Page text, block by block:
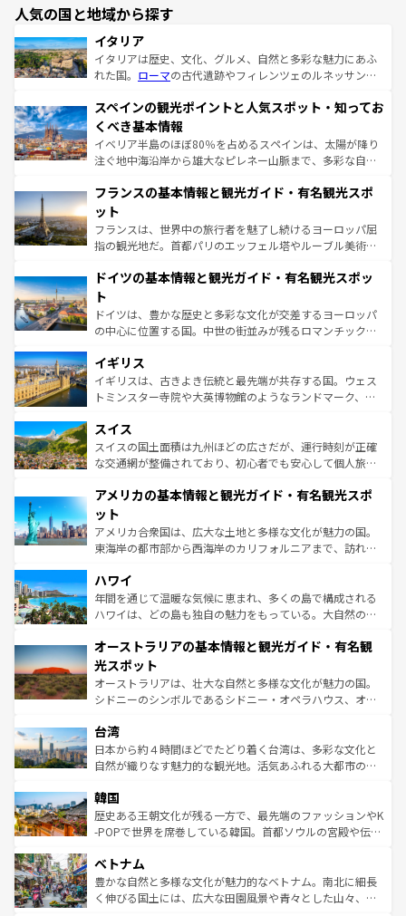
人気の国と地域から探す
イタリア
イタリアは歴史、文化、グルメ、自然と多彩な魅力にあふ
れた国。 ローマの古代遺跡やフィレンツェのルネッサンス
ろん、トスカーナの美しい田園風景やアマルフィ海岸の絶
景など、自然景観も見逃せない。観光の合間には、本場の
ピザやパスタなど、絶品のイタリア料理を堪能することも
できる。朝目覚めてから夜眠るまで、すべての瞬間を楽し
なお、新着のイタリア情報はコンテンツ一覧を参照してほ
しい。
スペインの観光ポイントと人気スポット・知ってお
くべき基本情報
イベリア半島のほぼ80％を占めるスペインは、太陽が降り
注ぐ地中海沿岸から雄大なピレネー山脈まで、多彩な自然
文化が根付くこの国では、情熱的なフラメンコ、熱気あふ
れる闘牛、そして美味しいタパスが生活の一部となってい
る。首都マドリードの洗練された雰囲気や、バルセロナの
アートに溢れた街角から、地方では古代ローマ遺跡や中世
せる。地方によって風土や気候が異なるスペインはその個
ンテンツ一覧 を参照してほしい。
フランスの基本情報と観光ガイド・有名観光スポ
ット
フランスは、世界中の旅行者を魅了し続けるヨーロッパ屈
指の観光地だ。首都パリのエッフェル塔やルーブル美術館
で、幅広い魅力が詰まっている。華麗な宮殿、歴史的な大
聖堂、美しいビーチ、そして豊かな自然が、訪れる者を心
から魅了する。また、フランスは美食の国としても知ら
れ、フランス料理はユネスコ無形文化遺産にも登録されて
香り高いラベンダー畑など、多彩な楽しみ方が可能だ。さ
らに、パリ以外の地域にも魅力が溢れており、どの街角に
も豊かな歴史と文化が息づいている。パリ以外の個性あふ
を参照してほしい。
ドイツの基本情報と観光ガイド・有名観光スポッ
ト
ドイツは、豊かな歴史と多彩な文化が交差するヨーロッパ
の中心に位置する国。中世の街並みが残るロマンチック街
顔を持つこの国は、どこを歩いても飽きることがない。ベ
ルリンの文化的活気、バイエルン州のアルプスの絶景、そ
してライン川沿いのワイン畑といった風景は必見。ビール
は、お酒好きな人にはぜひ体験してほしい。 なお、新着の
ドイツ情報はコンテンツ一覧を参照してほしい。
イギリス
イギリスは、古きよき伝統と最先端が共存する国。ウェス
トミンスター寺院や大英博物館のようなランドマーク、歴
リアごとに異なる魅力がある。また、優雅なアフタヌーン
ティー、ビール好きにはたまらない英国パブ、サッカー観
戦など、本場だからこそできる体験も豊富。イギリスを旅
ンツ一覧を参照してほしい。
スイス
スイスの国土面積は九州ほどの広さだが、運行時刻が正確
な交通網が整備されており、初心者でも安心して個人旅行
の建物がそのまま残る町や、スイスならではのユニークな
博物館もあり、アルプス観光だけでなく町歩きも満喫する
ことができる。国民の所得が高いため物価も高いが、旅行
者向けの交通パス提供のサービスもあり、うまく活用すれ
着のスイス情報は
アメリカの基本情報と観光ガイド・有名観光スポ
ット
アメリカ合衆国は、広大な土地と多様な文化が魅力の国。
東海岸の都市部から西海岸のカリフォルニアまで、訪れる
のような巨大都市は、観光、ショッピング、エンターテイ
ンメントが詰まった刺激的なスポットだ。一方、アメリカ
西部には大自然が広がり、グランドキャニオンやイエロー
部のニューオーリンズでは、音楽と美食が融合した独特の
文化が魅力。旅行者はアメリカの各地域で異なる魅力を楽
しみながら、その多様性と豊かな歴史を感じることができ
るだろう。車でのロードトリップや列車の旅も、アメリカ
情報は
ハワイ
年間を通じて温暖な気候に恵まれ、多くの島で構成される
ハワイは、どの島も独自の魅力をもっている。大自然の神
ワイ島は見逃せない。また、定番の観光地といえばオアフ
島だが、静かな自然を求めるならマウイ島やカウアイ島が
おすすめ。エメラルドグリーンに輝く海をはじめ、豊かな
文化や歴史が息づいている。「アロハスピリット」と呼ば
人々、おいしいローカルフードやハワイアンミュージッ
ク、伝統的なフラダンスなど、すべてがハワイの魅力を彩
っている。訪れるたびに新しい発見と感動が待っているハ
はコンテンツ一覧
オーストラリアの基本情報と観光ガイド・有名観
光スポット
オーストラリアは、壮大な自然と多様な文化が魅力の国。
シドニーのシンボルであるシドニー・オペラハウス、オー
リアリーフや大陸中央部にそびえるウルル（エアーズロッ
ク）、タスマニアの美しい原生林やケアンズの熱帯雨林な
ど、見どころがたくさん。また、カフェやワイン、オージ
いる。アクティビティも充実しており、サーフィンやダイ
ビング、ハイキングなど、アウトドア好きにはたまらな
い。オーストラリアの多彩な魅力を存分に味わいつくそ
参照してほしい。
台湾
日本から約４時間ほどでたどり着く台湾は、多彩な文化と
自然が織りなす魅力的な観光地。活気あふれる大都市の台
ン）、静ひつな山岳地帯である台湾東部など、都市の喧騒
と山間の静けさが共存しており、訪れる人に新しい発見と
驚きをもたらしてくれる。また、奥深い台湾の食文化も魅
容にもいいと評判のスイーツなど、バラエティ豊かな料理
が味わえる。 なお、新着の台湾情報は コンテンツ一覧を参
照してほしい。
韓国
歴史ある王朝文化が残る一方で、最先端のファッションやK
-POPで世界を席巻している韓国。首都ソウルの宮殿や伝統
き、地方に足を延ばせば四季折々の自然美を楽しむことが
できる。そして、キムチや焼肉、絶品のストリートフード
まで、さまざまな韓国料理が待っている。夜には、韓国な
ベトナム
豊かな自然と多様な文化が魅力的なベトナム。南北に細長
く伸びる国土には、広大な田園風景や青々とした山々、世